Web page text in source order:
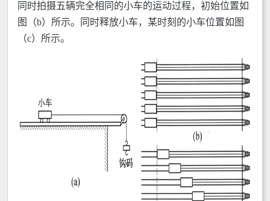
同时拍摄五辆完全相同的小车的运动过程，初始位置如
图（b）所示。同时释放小车，某时刻的小车位置如图
（c）所示。